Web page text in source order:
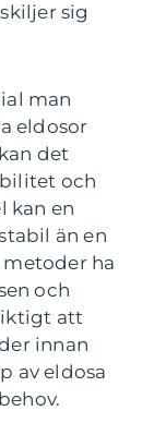
sig
man
eldosor
det
och
kan en
än en
metoder ha
och
att
innan
av eldosa